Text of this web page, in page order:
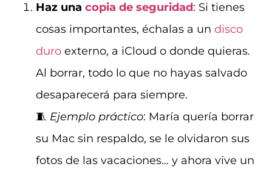
Haz una copia de seguridad: Si tienes
cosas importantes, échalas a un disco
duroexterno, a iCloud o donde quieras.
Al borrar, todo lo que no hayas salvado
desaparecerá para siempre.
🧵 Ejemplo práctico: María quería borrar
su Mac sin respaldo, se le olvidaron sus
fotos de las vacaciones… y ahora vive un